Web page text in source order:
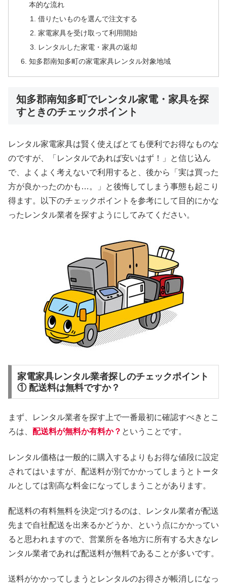
本的な流れ
借りたいものを選んで注文する
家電家具を受け取って利用開始
レンタルした家電・家具の返却
知多郡南知多町の家電家具レンタル対象地域
知多郡南知多町でレンタル家電・家具を探
すときのチェックポイント
レンタル家電家具は賢く使えばとても便利でお得なものな
のですが、「レンタルであれば安いはず！」と信じ込ん
で、よくよく考えないで利用すると、後から「実は買った
方が良かったのかも…。」と後悔してしまう事態も起こり
得ます。以下のチェックポイントを参考にして目的にかな
ったレンタル業者を探すようにしてみてください。
家電家具レンタル業者探しのチェックポイント
① 配送料は無料ですか？
まず、レンタル業者を探す上で一番最初に確認すべきとこ
ろは、 配送料が無料か有料か？ ということです。
レンタル価格は一般的に購入するよりもお得な値段に設定
されてはいますが、配送料が別でかかってしまうとトータ
ルとしては割高な料金になってしまうことがあります。
配送料の有料無料を決定づけるのは、レンタル業者が配送
先まで自社配送を出来るかどうか、という点にかかってい
ると思われますので、営業所を各地方に所有する大きなレ
ンタル業者であれば配送料が無料であることが多いです。
送料がかかってしまうとレンタルのお得さが帳消しになっ